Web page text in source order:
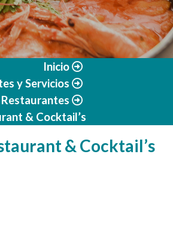
Inicio
y Servicios
Restaurantes
& Cocktail’s
& Cocktail’s